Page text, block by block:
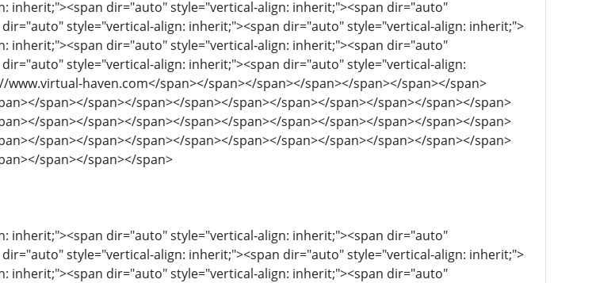
inherit;"><span dir="auto" style="vertical-align: inherit;"><span dir="auto"
style="vertical-align: inherit;"><span dir="auto" style="vertical-align: inherit;">
inherit;"><span dir="auto" style="vertical-align: inherit;"><span dir="auto"
style="vertical-align: inherit;"><span dir="auto" style="vertical-align:
haven.com</span></span></span></span></span></span></span>
span></span></span></span></span></span></span></span></span></span>
span></span></span></span></span></span></span></span></span></span>
span></span></span></span></span></span></span></span></span></span>
span></span></span>
inherit;"><span dir="auto" style="vertical-align: inherit;"><span dir="auto"
style="vertical-align: inherit;"><span dir="auto" style="vertical-align: inherit;">
inherit;"><span dir="auto" style="vertical-align: inherit;"><span dir="auto"